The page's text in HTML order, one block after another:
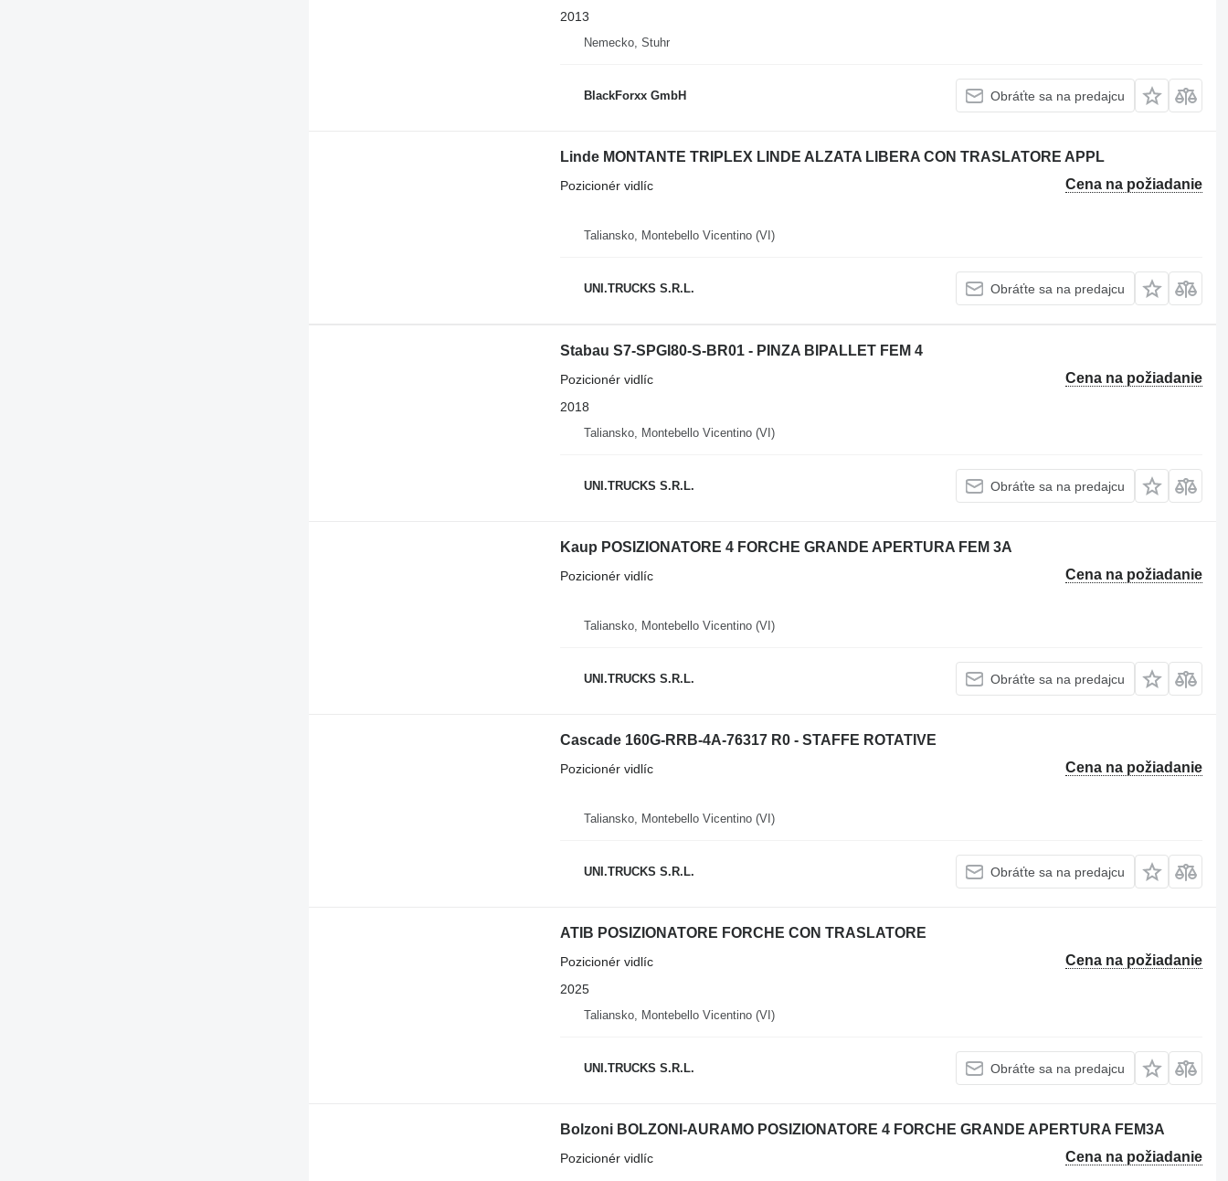
2013
Nemecko, Stuhr
BlackForxx GmbH Obráťte sa na predajcu
Linde MONTANTE TRIPLEX LINDE ALZATA LIBERA CON TRASLATORE APPL
Cena na požiadanie
Pozicionér vidlíc
Taliansko, Montebello Vicentino (VI)
UNI.TRUCKS S.R.L. Obráťte sa na predajcu
Stabau S7-SPGI80-S-BR01 - PINZA BIPALLET FEM 4
Cena na požiadanie
Pozicionér vidlíc
2018
Taliansko, Montebello Vicentino (VI)
UNI.TRUCKS S.R.L. Obráťte sa na predajcu
Kaup POSIZIONATORE 4 FORCHE GRANDE APERTURA FEM 3A
Cena na požiadanie
Pozicionér vidlíc
Taliansko, Montebello Vicentino (VI)
UNI.TRUCKS S.R.L. Obráťte sa na predajcu
Cascade 160G-RRB-4A-76317 R0 - STAFFE ROTATIVE
Cena na požiadanie
Pozicionér vidlíc
Taliansko, Montebello Vicentino (VI)
UNI.TRUCKS S.R.L. Obráťte sa na predajcu
ATIB POSIZIONATORE FORCHE CON TRASLATORE
Cena na požiadanie
Pozicionér vidlíc
2025
Taliansko, Montebello Vicentino (VI)
UNI.TRUCKS S.R.L. Obráťte sa na predajcu
Bolzoni BOLZONI-AURAMO POSIZIONATORE 4 FORCHE GRANDE APERTURA FEM3A
Cena na požiadanie
Pozicionér vidlíc